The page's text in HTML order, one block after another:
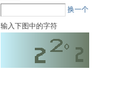
换一个
输入下图中的字符